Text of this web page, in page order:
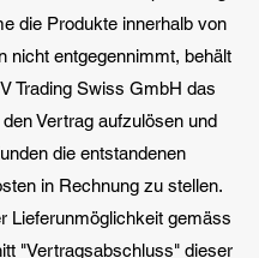
die Produkte innerhalb von
nicht entgegennimmt, behält
Trading Swiss GmbH das
Vertrag aufzulösen und
die entstandenen
in Rechnung zu stellen.
Lieferunmöglichkeit gemäss
"Vertragsabschluss" dieser